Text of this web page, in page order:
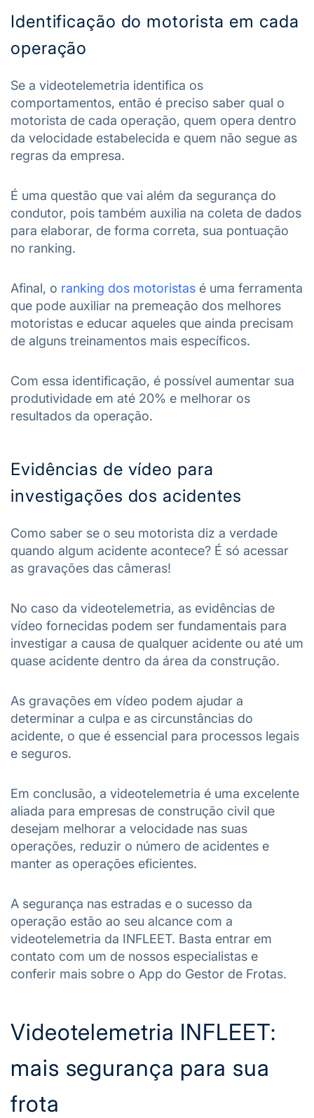
Identificação do motorista em cada
operação
Se a videotelemetria identifica os
comportamentos, então é preciso saber qual o
motorista de cada operação, quem opera dentro
da velocidade estabelecida e quem não segue as
regras da empresa.
É uma questão que vai além da segurança do
condutor, pois também auxilia na coleta de dados
para elaborar, de forma correta, sua pontuação
no ranking.
Afinal, o ranking dos motoristas é uma ferramenta
que pode auxiliar na premeação dos melhores
motoristas e educar aqueles que ainda precisam
de alguns treinamentos mais específicos.
Com essa identificação, é possível aumentar sua
produtividade em até 20% e melhorar os
resultados da operação.
Evidências de vídeo para
investigações dos acidentes
Como saber se o seu motorista diz a verdade
quando algum acidente acontece? É só acessar
as gravações das câmeras!
No caso da videotelemetria, as evidências de
vídeo fornecidas podem ser fundamentais para
investigar a causa de qualquer acidente ou até um
quase acidente dentro da área da construção.
As gravações em vídeo podem ajudar a
determinar a culpa e as circunstâncias do
acidente, o que é essencial para processos legais
e seguros.
Em conclusão, a videotelemetria é uma excelente
aliada para empresas de construção civil que
desejam melhorar a velocidade nas suas
operações, reduzir o número de acidentes e
manter as operações eficientes.
A segurança nas estradas e o sucesso da
operação estão ao seu alcance com a
videotelemetria da INFLEET. Basta entrar em
contato com um de nossos especialistas e
conferir mais sobre o App do Gestor de Frotas.
Videotelemetria INFLEET:
mais segurança para sua
frota